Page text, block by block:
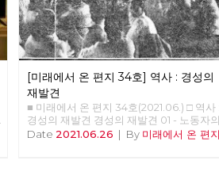
[미래에서 온 편지 34호] 역사 : 경성의
재발견
■ 미래에서 온 편지 34호(2021.06.) □ 역사 :
경성의 재발견 경성의 재발견 01 - 노동자의
도시, 경성 현린 복고가 대세라고 합니다. [
Date 2021.06.26 | By 미래에서 온 편지